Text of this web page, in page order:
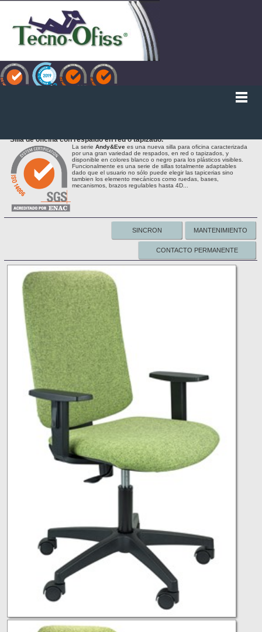
Silla de oficina con respaldo en red o tapizado.
La serie Andy&Evees una nueva silla para oficina caracterizada
por una gran variedad de respados, en red o tapizados, y
disponible en colores blanco o negro para los plásticos visibles.
Funcionalmente es una serie de sillas totalmente adaptables
dado que el usuario no sólo puede elegir las tapicerias sino
tambien los elemento mecánicos como ruedas, bases,
mecanismos, brazos regulables hasta 4D...
MANTENIMIENTO
SINCRON
CONTACTO PERMANENTE